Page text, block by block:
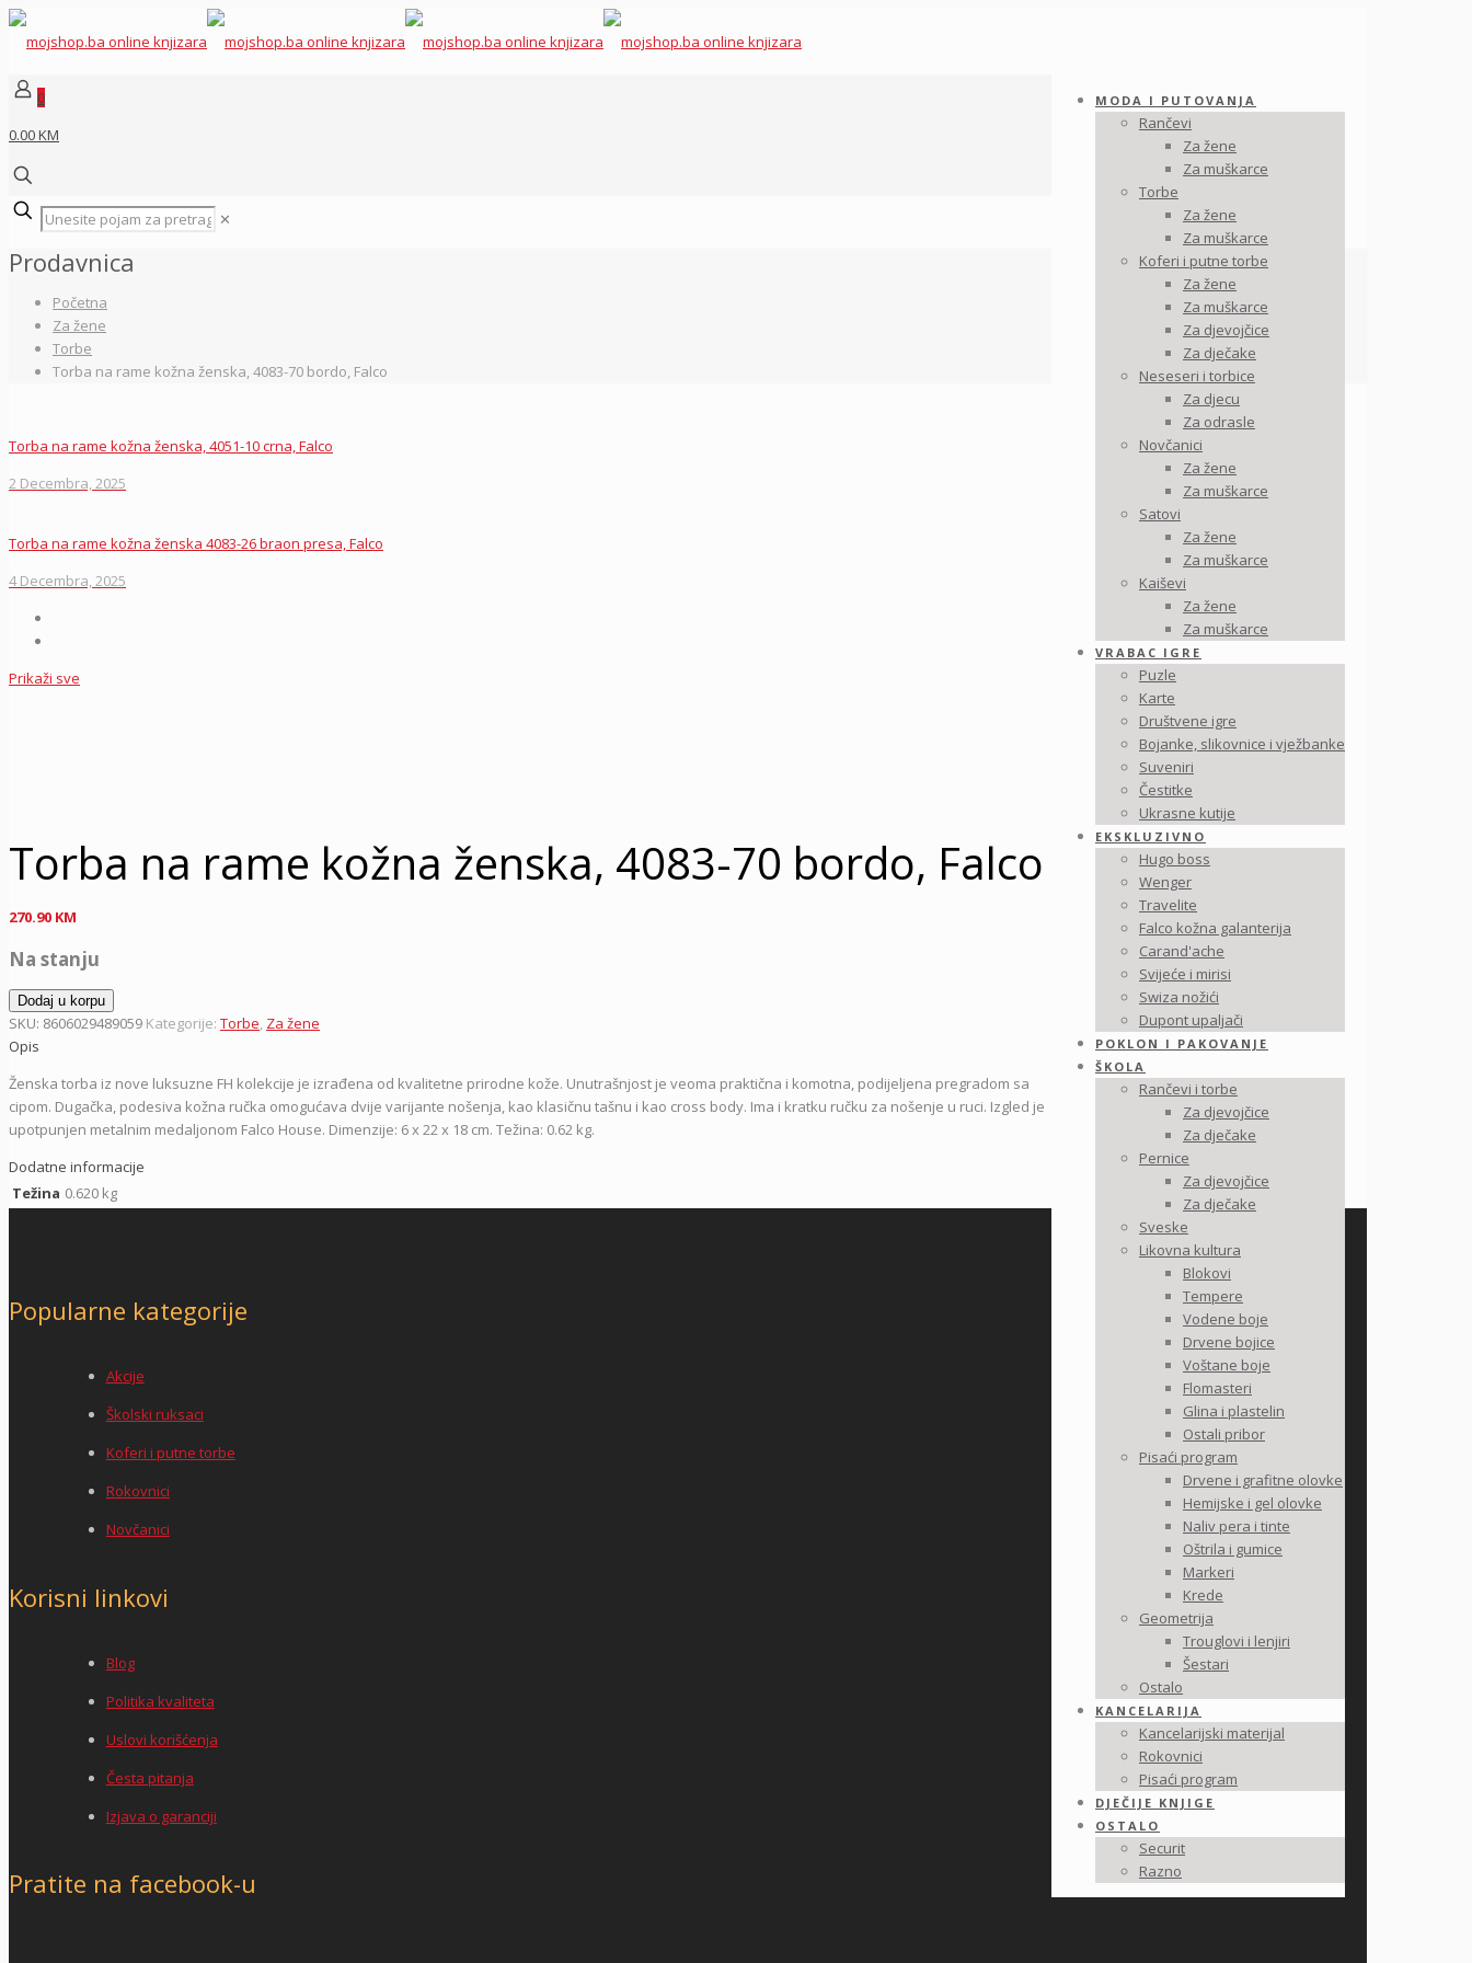
MODA I PUTOVANJA
Rančevi
Za žene
Za muškarce
Torbe
Za žene
Za muškarce
Koferi i putne torbe
Za žene
Za muškarce
Za djevojčice
Za dječake
Neseseri i torbice
Za djecu
Za odrasle
Novčanici
Za žene
Za muškarce
Satovi
Za žene
Za muškarce
Kaiševi
Za žene
Za muškarce
VRABAC IGRE
Puzle
Karte
Društvene igre
Bojanke, slikovnice i vježbanke
Suveniri
Čestitke
Ukrasne kutije
EKSKLUZIVNO
Hugo boss
Wenger
Travelite
Falco kožna galanterija
Carand'ache
Svijeće i mirisi
Swiza nožići
Dupont upaljači
POKLON I PAKOVANJE
ŠKOLA
Rančevi i torbe
Za djevojčice
Za dječake
Pernice
Za djevojčice
Za dječake
Sveske
Likovna kultura
Blokovi
Tempere
Vodene boje
Drvene bojice
Voštane boje
Flomasteri
Glina i plastelin
Ostali pribor
Pisaći program
Drvene i grafitne olovke
Hemijske i gel olovke
Naliv pera i tinte
Oštrila i gumice
Markeri
Krede
Geometrija
Trouglovi i lenjiri
Šestari
Ostalo
KANCELARIJA
Kancelarijski materijal
Rokovnici
Pisaći program
DJEČIJE KNJIGE
OSTALO
Securit
Razno
0
0.00 KM
✕
Prodavnica
Početna
Za žene
Torbe
Torba na rame kožna ženska, 4083-70 bordo, Falco
Torba na rame kožna ženska, 4051-10 crna, Falco
2 Decembra, 2025
Torba na rame kožna ženska 4083-26 braon presa, Falco
4 Decembra, 2025
Prikaži sve
Torba na rame kožna ženska, 4083-70 bordo, Falco
270.90 KM
Na stanju
Torba
na
rame
ženska,
4083-
70
bordo,
Falco
količina
Dodaj u korpu
SKU: 8606029489059 Kategorije: Torbe, Za žene
Opis
Ženska torba iz nove luksuzne FH kolekcije je izrađena od kvalitetne prirodne kože. Unutrašnjost je veoma praktična i komotna, podijeljena pregradom sa
cipom. Dugačka, podesiva kožna ručka omogućava dvije varijante nošenja, kao klasičnu tašnu i kao cross body. Ima i kratku ručku za nošenje u ruci. Izgled je
upotpunjen metalnim medaljonom Falco House. Dimenzije: 6 x 22 x 18 cm. Težina: 0.62 kg.
Dodatne informacije
Težina 0.620 kg
Popularne kategorije
Akcije
Školski ruksaci
Koferi i putne torbe
Rokovnici
Novčanici
Korisni linkovi
Blog
Politika kvaliteta
Uslovi korišćenja
Česta pitanja
Izjava o garanciji
Pratite na facebook-u